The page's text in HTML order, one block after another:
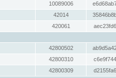
10089006
42014
420061
42800502
42800310
42800309